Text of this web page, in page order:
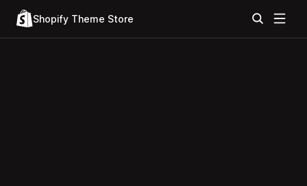
Shopify Theme Store